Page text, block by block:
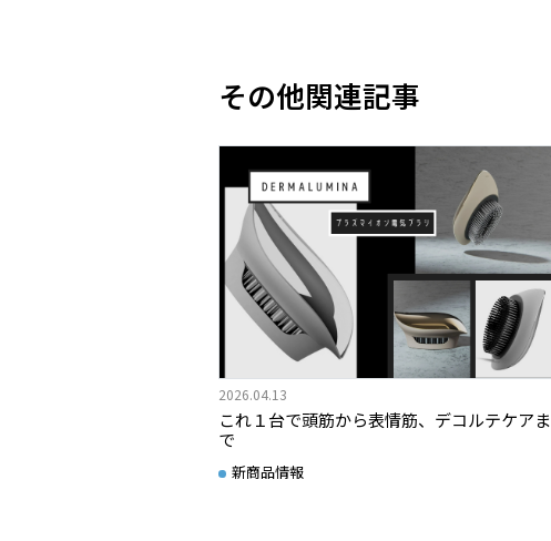
その他関連記事
2026.04.13
これ１台で頭筋から表情筋、デコルテケアま
で
新商品情報